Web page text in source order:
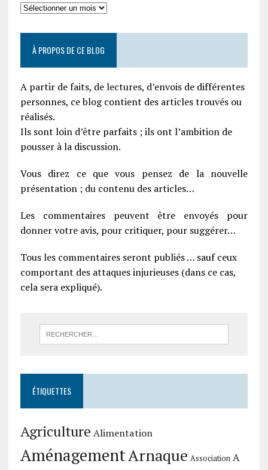
À PROPOS DE CE BLOG
A partir de faits, de lectures, d’envois de différentes
personnes, ce blog contient des articles trouvés ou
réalisés.
Ils sont loin d’être parfaits ; ils ont l’ambition de
pousser à la discussion.
Vous direz ce que vous pensez de la nouvelle
présentation ; du contenu des articles…
Les commentaires peuvent être envoyés pour
donner votre avis, pour critiquer, pour suggérer…
Tous les commentaires seront publiés … sauf ceux
comportant des attaques injurieuses (dans ce cas,
cela sera expliqué).
ÉTIQUETTES
Agriculture Alimentation
AménagementArnaque Association A